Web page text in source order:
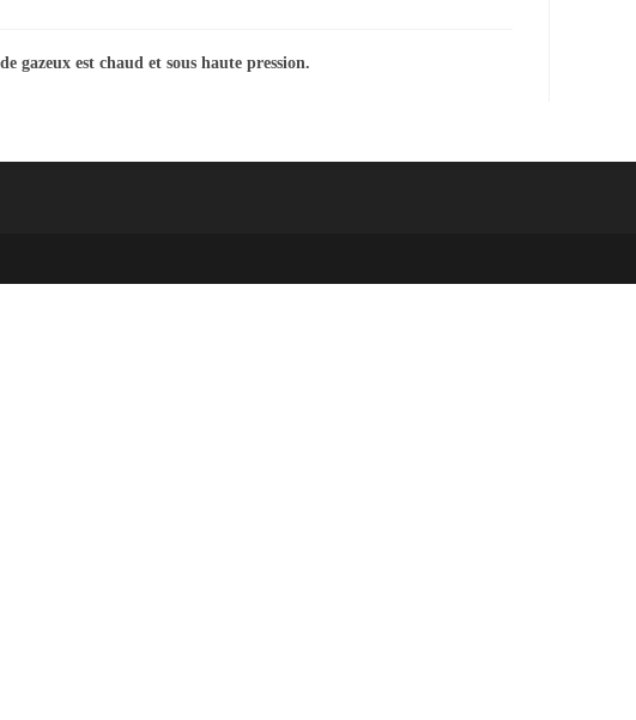
gazeux est chaud et sous haute pression.